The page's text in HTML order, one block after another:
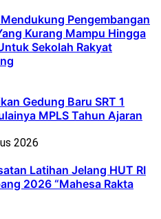
Pengembangan
Kurang Mampu Hingga
Sekolah Rakyat
Gedung Baru SRT 1
MPLS Tahun Ajaran
2026
Latihan Jelang HUT RI
2026 “Mahesa Rakta